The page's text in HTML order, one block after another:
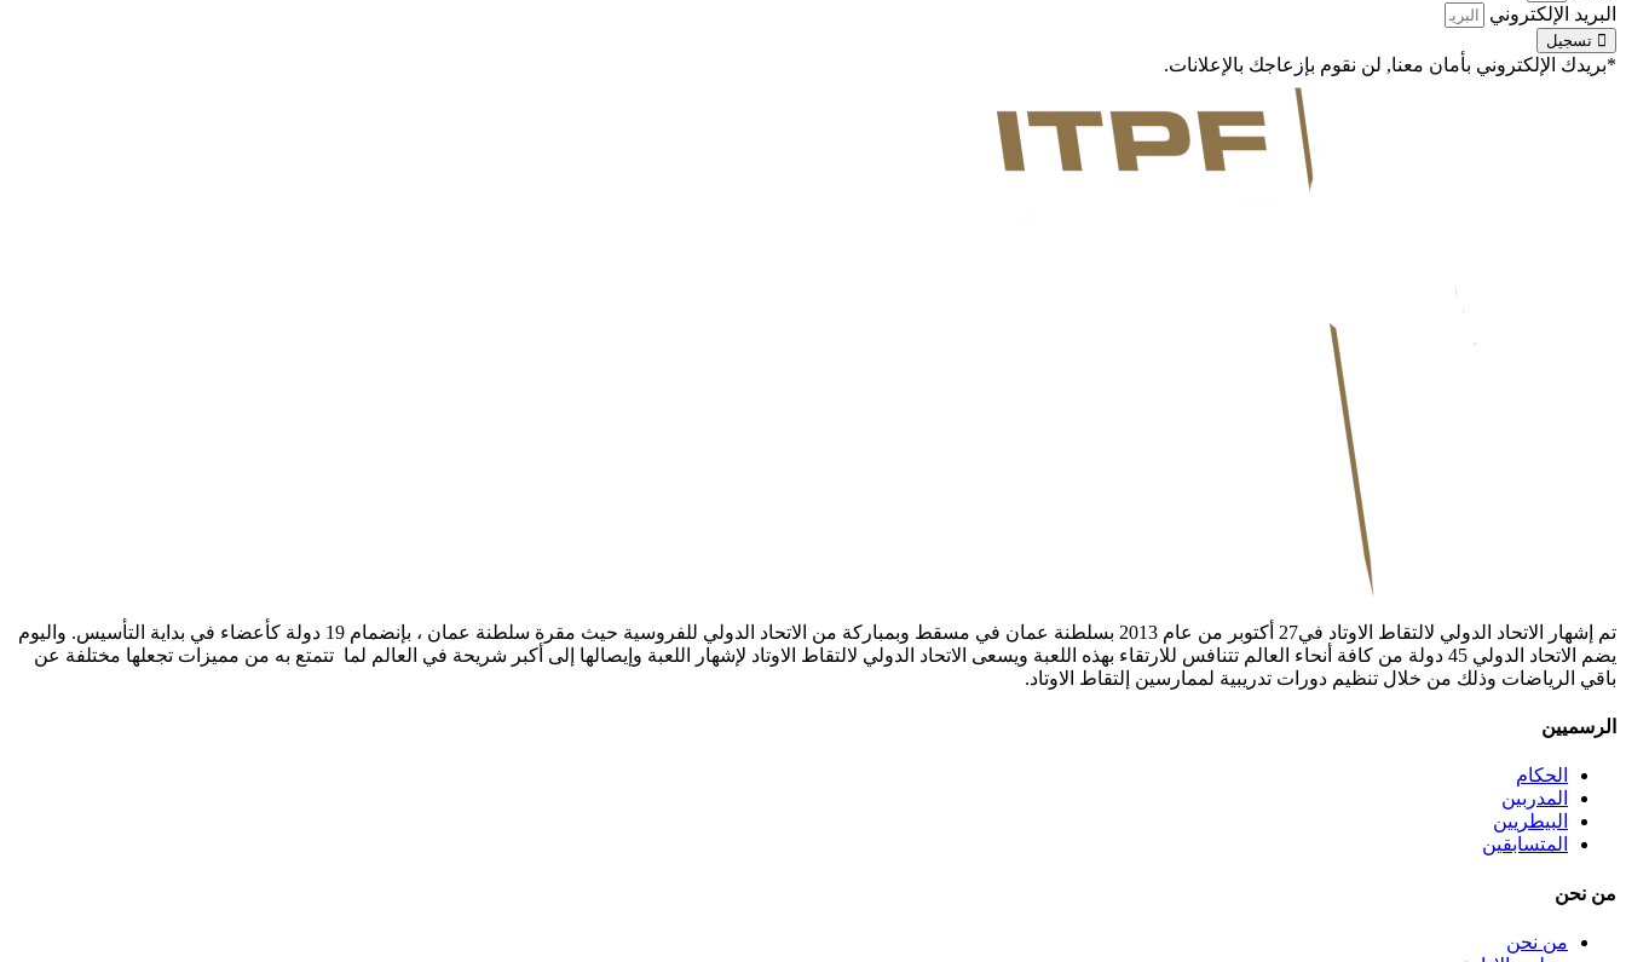
البريد الإلكتروني
تسجيل
*بريدك الإلكتروني بأمان معنا, لن نقوم بإزعاجك بالإعلانات.
تم إشهار الاتحاد الدولي لالتقاط الاوتاد في27 أكتوبر من عام 2013 بسلطنة عمان في مسقط وبمباركة من الاتحاد الدولي للفروسية حيث مقرة سلطنة عمان ، بإنضمام 19 دولة كأعضاء في بداية التأسيس. واليوم
يضم الاتحاد الدولي 45 دولة من كافة أنحاء العالم تتنافس للارتقاء بهذه اللعبة ويسعى الاتحاد الدولي لالتقاط الاوتاد لإشهار اللعبة وإيصالها إلى أكبر شريحة في العالم لما تتمتع به من مميزات تجعلها مختلفة عن
باقي الرياضات وذلك من خلال تنظيم دورات تدريبية لممارسين إلتقاط الاوتاد.
الرسميين
الحكام
المدربين
البيطريين
المتسابقين
من نحن
من نحن